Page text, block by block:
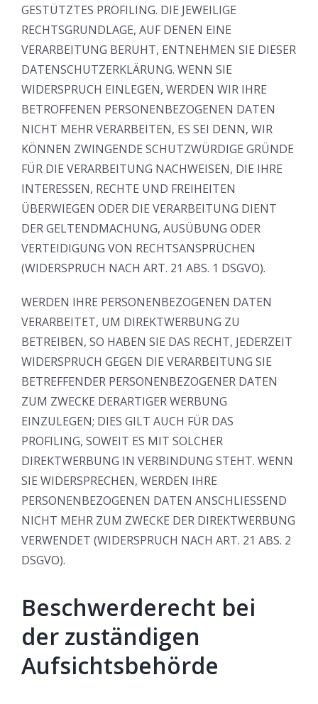
GESTÜTZTES PROFILING. DIE JEWEILIGE
RECHTSGRUNDLAGE, AUF DENEN EINE
VERARBEITUNG BERUHT, ENTNEHMEN SIE DIESER
DATENSCHUTZERKLÄRUNG. WENN SIE
WIDERSPRUCH EINLEGEN, WERDEN WIR IHRE
BETROFFENEN PERSONENBEZOGENEN DATEN
NICHT MEHR VERARBEITEN, ES SEI DENN, WIR
KÖNNEN ZWINGENDE SCHUTZWÜRDIGE GRÜNDE
FÜR DIE VERARBEITUNG NACHWEISEN, DIE IHRE
INTERESSEN, RECHTE UND FREIHEITEN
ÜBERWIEGEN ODER DIE VERARBEITUNG DIENT
DER GELTENDMACHUNG, AUSÜBUNG ODER
VERTEIDIGUNG VON RECHTSANSPRÜCHEN
(WIDERSPRUCH NACH ART. 21 ABS. 1 DSGVO).
WERDEN IHRE PERSONENBEZOGENEN DATEN
VERARBEITET, UM DIREKTWERBUNG ZU
BETREIBEN, SO HABEN SIE DAS RECHT, JEDERZEIT
WIDERSPRUCH GEGEN DIE VERARBEITUNG SIE
BETREFFENDER PERSONENBEZOGENER DATEN
ZUM ZWECKE DERARTIGER WERBUNG
EINZULEGEN; DIES GILT AUCH FÜR DAS
PROFILING, SOWEIT ES MIT SOLCHER
DIREKTWERBUNG IN VERBINDUNG STEHT. WENN
SIE WIDERSPRECHEN, WERDEN IHRE
PERSONENBEZOGENEN DATEN ANSCHLIESSEND
NICHT MEHR ZUM ZWECKE DER DIREKTWERBUNG
VERWENDET (WIDERSPRUCH NACH ART. 21 ABS. 2
DSGVO).
Beschwerde­recht bei
der zuständigen
Aufsichts­behörde